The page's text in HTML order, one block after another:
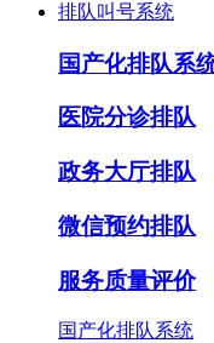
排队叫号系统
国产化排队系
医院分诊排队
政务大厅排队
微信预约排队
服务质量评价
国产化排队系统